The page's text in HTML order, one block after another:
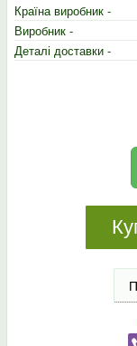
Країна виробник -
Виробник -
Деталі доставки -